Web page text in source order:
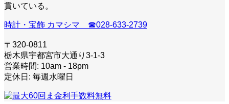
貫いている。
時計・宝飾 カマシマ ☎028-633-2739
〒320-0811
栃木県宇都宮市大通り3-1-3
営業時間: 10am - 18pm
定休日: 毎週水曜日